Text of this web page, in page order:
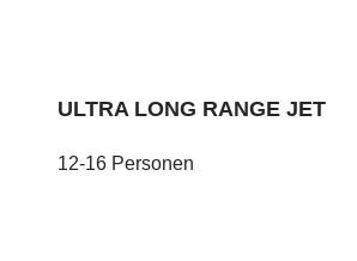
ULTRA LONG RANGE JET
12-16 Personen